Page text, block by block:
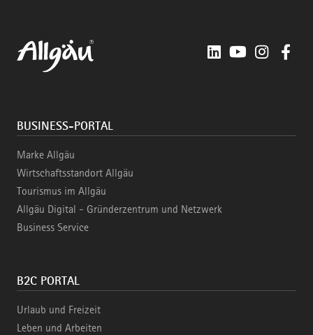
LinkedInYouTube
BUSINESS-PORTAL
Marke Allgäu
Wirtschaftsstandort Allgäu
Tourismus im Allgäu
Allgäu Digital - Gründerzentrum und Netzwerk
Business Service
B2C PORTAL
Urlaub und Freizeit
Leben und Arbeiten